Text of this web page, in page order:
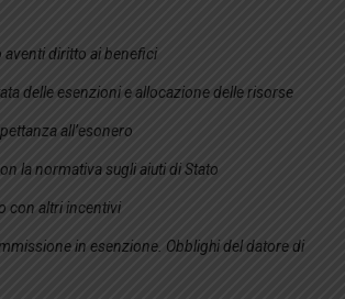
aventi diritto ai benefici
delle esenzioni e allocazione delle risorse
all’esonero
la normativa sugli aiuti di Stato
con altri incentivi
in esenzione. Obblighi del datore di